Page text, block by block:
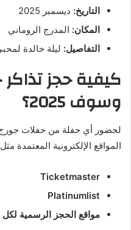
التاريخ: ديسمبر 2025
المكان: المدرج الروماني
التفاصيل: ليلة خالدة
كيفية حجز
وسوف 2025؟
لحضور أي حفلة من حفلات
المواقع الإلكترونية المعتمدة
Ticketmaster
Platinumlist
مواقع الحجز الرسمية لكل